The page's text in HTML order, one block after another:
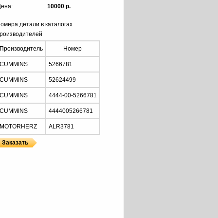
10000 р.
детали в каталогах
Производитель Номер
CUMMINS 5266781
CUMMINS 52624499
CUMMINS 4444-00-5266781
CUMMINS 4444005266781
MOTORHERZ ALR3781